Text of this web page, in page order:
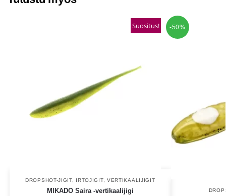
Suositus!
DROPSHOT-JIGIT, IRTOJIGIT, VERTIKAALIJIGIT
MIKADO Saira -vertikaalijigi
-50%